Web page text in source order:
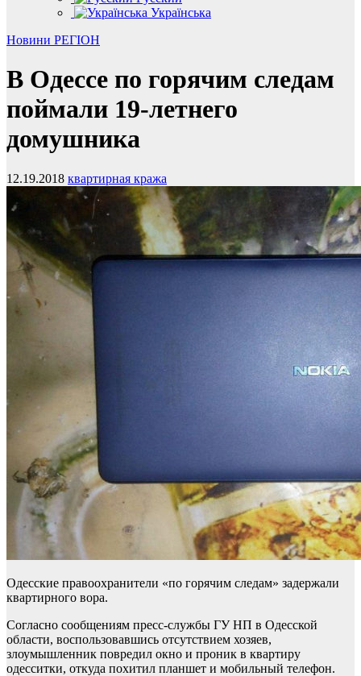
Українська
Новини РЕГІОН
В Одессе по горячим следам
поймали 19-летнего
домушника
12.19.2018 квартирная кража
Одесские правоохранители «по горячим следам» задержали
квартирного вора.
Согласно сообщениям пресс-службы ГУ НП в Одесской
области, воспользовавшись отсутствием хозяев,
злоумышленник повредил окно и проник в квартиру
одесситки, откуда похитил планшет и мобильный телефон.